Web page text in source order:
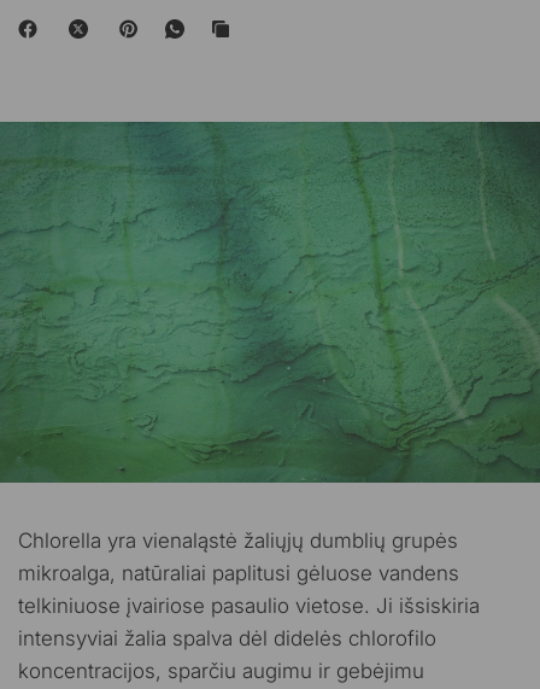
Chlorella yra vienaląstė žaliųjų dumblių grupės
mikroalga, natūraliai paplitusi gėluose vandens
telkiniuose įvairiose pasaulio vietose. Ji išsiskiria
intensyviai žalia spalva dėl didelės chlorofilo
koncentracijos, sparčiu augimu ir gebėjimu